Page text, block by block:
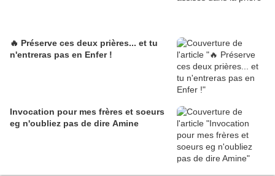
🔥 Préserve ces deux prières... et tu
n'entreras pas en Enfer !
Invocation pour mes frères et soeurs
eg n'oubliez pas de dire Amine